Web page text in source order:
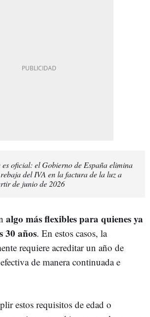
es oficial: el Gobierno de España elimina
del IVA en la factura de la luz a
de junio de 2026
algo más flexibles para quienes ya
30 años. En estos casos, la
requiere acreditar un año de
de manera continuada e
estos requisitos de edad o